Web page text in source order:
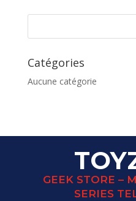
était :
est :
Catégories
Aucune catégorie
GEEK STORE –
SERIES